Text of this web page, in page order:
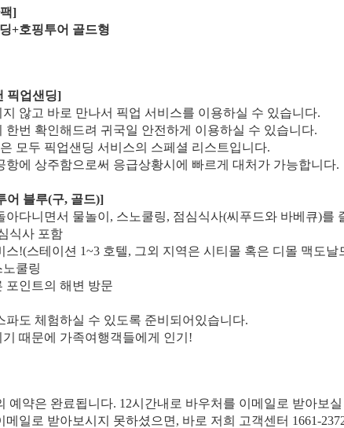
]
+호핑투어 골드형
픽업샌딩]
않고 바로 만나서 픽업 서비스를 이용하실 수 있습니다.
한번 확인해드려 귀국일 안전하게 이용하실 수 있습니다.
모두 픽업샌딩 서비스의 스페셜 리스트입니다.
항에 상주함으로써 응급상황시에 빠르게 대처가 가능합니다.
어 블루(구, 골드)]
아다니면서 물놀이, 스노쿨링, 점심식사(씨푸드와 바베큐)를
식사 포함
스!(스테이션 1~3 호텔, 그외 지역은 시티몰 혹은 디몰 맥도날
쿨링
포인트의 해변 방문
파도 체험하실 수 있도록 준비되어있습니다.
때문에 가족여행객들에게 인기!
예약은 완료됩니다. 12시간내로 바우처를 이메일로 받아보
일로 받아보시지 못하셨으면, 바로 저희 고객센터 1661-